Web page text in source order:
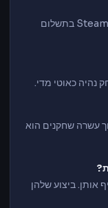
כן - חינם ב-iOS, אנדרואיד ודפדפן. PC דרך Steam בתשלום
אחד מתוך עשרה שחקנים הוא
אותן. ביצוע שלהן